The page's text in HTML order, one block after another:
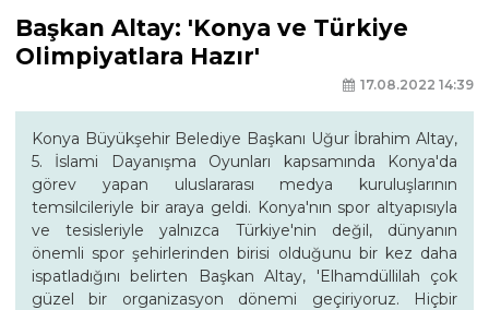
Başkan Altay: 'Konya ve Türkiye
Olimpiyatlara Hazır'
17.08.2022 14:39
Konya Büyükşehir Belediye Başkanı Uğur İbrahim Altay,
5. İslami Dayanışma Oyunları kapsamında Konya'da
görev yapan uluslararası medya kuruluşlarının
temsilcileriyle bir araya geldi. Konya'nın spor altyapısıyla
ve tesisleriyle yalnızca Türkiye'nin değil, dünyanın
önemli spor şehirlerinden birisi olduğunu bir kez daha
ispatladığını belirten Başkan Altay, 'Elhamdüllilah çok
güzel bir organizasyon dönemi geçiriyoruz. Hiçbir